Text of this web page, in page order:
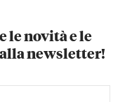
le novità e le
newsletter!